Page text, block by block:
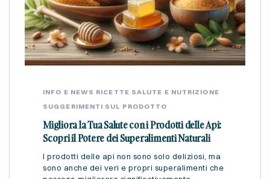
INFO E NEWS RICETTE SALUTE E NUTRIZIONE
SUGGERIMENTI SUL PRODOTTO
Migliora la Tua Salute con i Prodotti delle Api:
Scopri il Potere dei Superalimenti Naturali
I prodotti delle api non sono solo deliziosi, ma
sono anche dei veri e propri superalimenti che